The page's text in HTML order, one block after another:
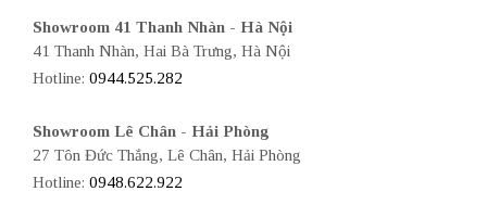
Showroom 41 Thanh Nhàn - Hà Nội
41 Thanh Nhàn, Hai Bà Trưng, Hà Nội
Hotline: 0944.525.282
Showroom Lê Chân - Hải Phòng
27 Tôn Đức Thắng, Lê Chân, Hải Phòng
Hotline: 0948.622.922